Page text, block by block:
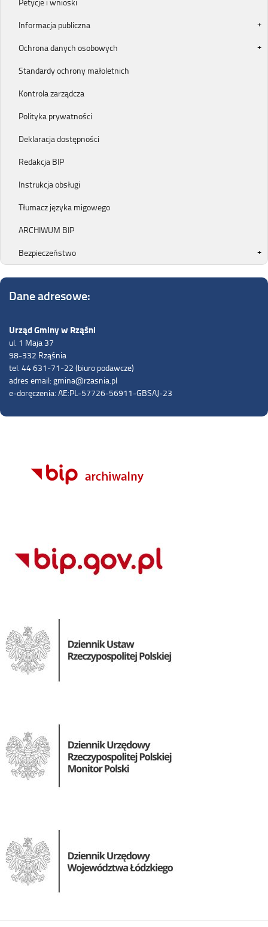
Informacja publiczna
Ochrona danych osobowych
Standardy ochrony małoletnich
Kontrola zarządcza
Polityka prywatności
Deklaracja dostępności
Redakcja BIP
Instrukcja obsługi
Tłumacz języka migowego
ARCHIWUM BIP
Bezpieczeństwo
Dane adresowe:
Urząd Gminy w Rząśni
ul. 1 Maja 37
98-332 Rząśnia
tel. 44 631-71-22 (biuro podawcze)
adres email: gmina@rzasnia.pl
e-doręczenia: AE:PL-57726-56911-GBSAJ-23